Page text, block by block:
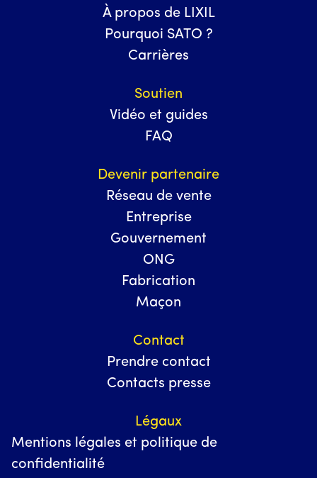
À propos de LIXIL
Pourquoi SATO ?
Carrières
Soutien
Vidéo et guides
FAQ
Devenir partenaire
Réseau de vente
Entreprise
Gouvernement
ONG
Fabrication
Maçon
Contact
Prendre contact
Contacts presse
Légaux
Mentions légales et politique de
confidentialité